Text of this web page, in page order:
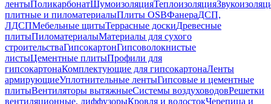
лентыПоликарбонатШумоизоляцияТеплоизоляция
плитные и пиломатериалыПлиты OSBФанераДСП,
ЛДСПМебельные щитыТеррасные доскиДревесные
плитыПиломатериалыМатериалы для сухого
строительстваГипсокартонГипсоволокнистые
листыЦементные плитыПрофили для
гипсокартонаКомплектующие для гипсокартонаЛенты
армирующиеУплотнительные лентыГипсовые и цементные
плитыВентиляторы вытяжныеСистемы воздуховодовРешетки
вентиляционные, диффузорыКровля и водостокЧерепица и